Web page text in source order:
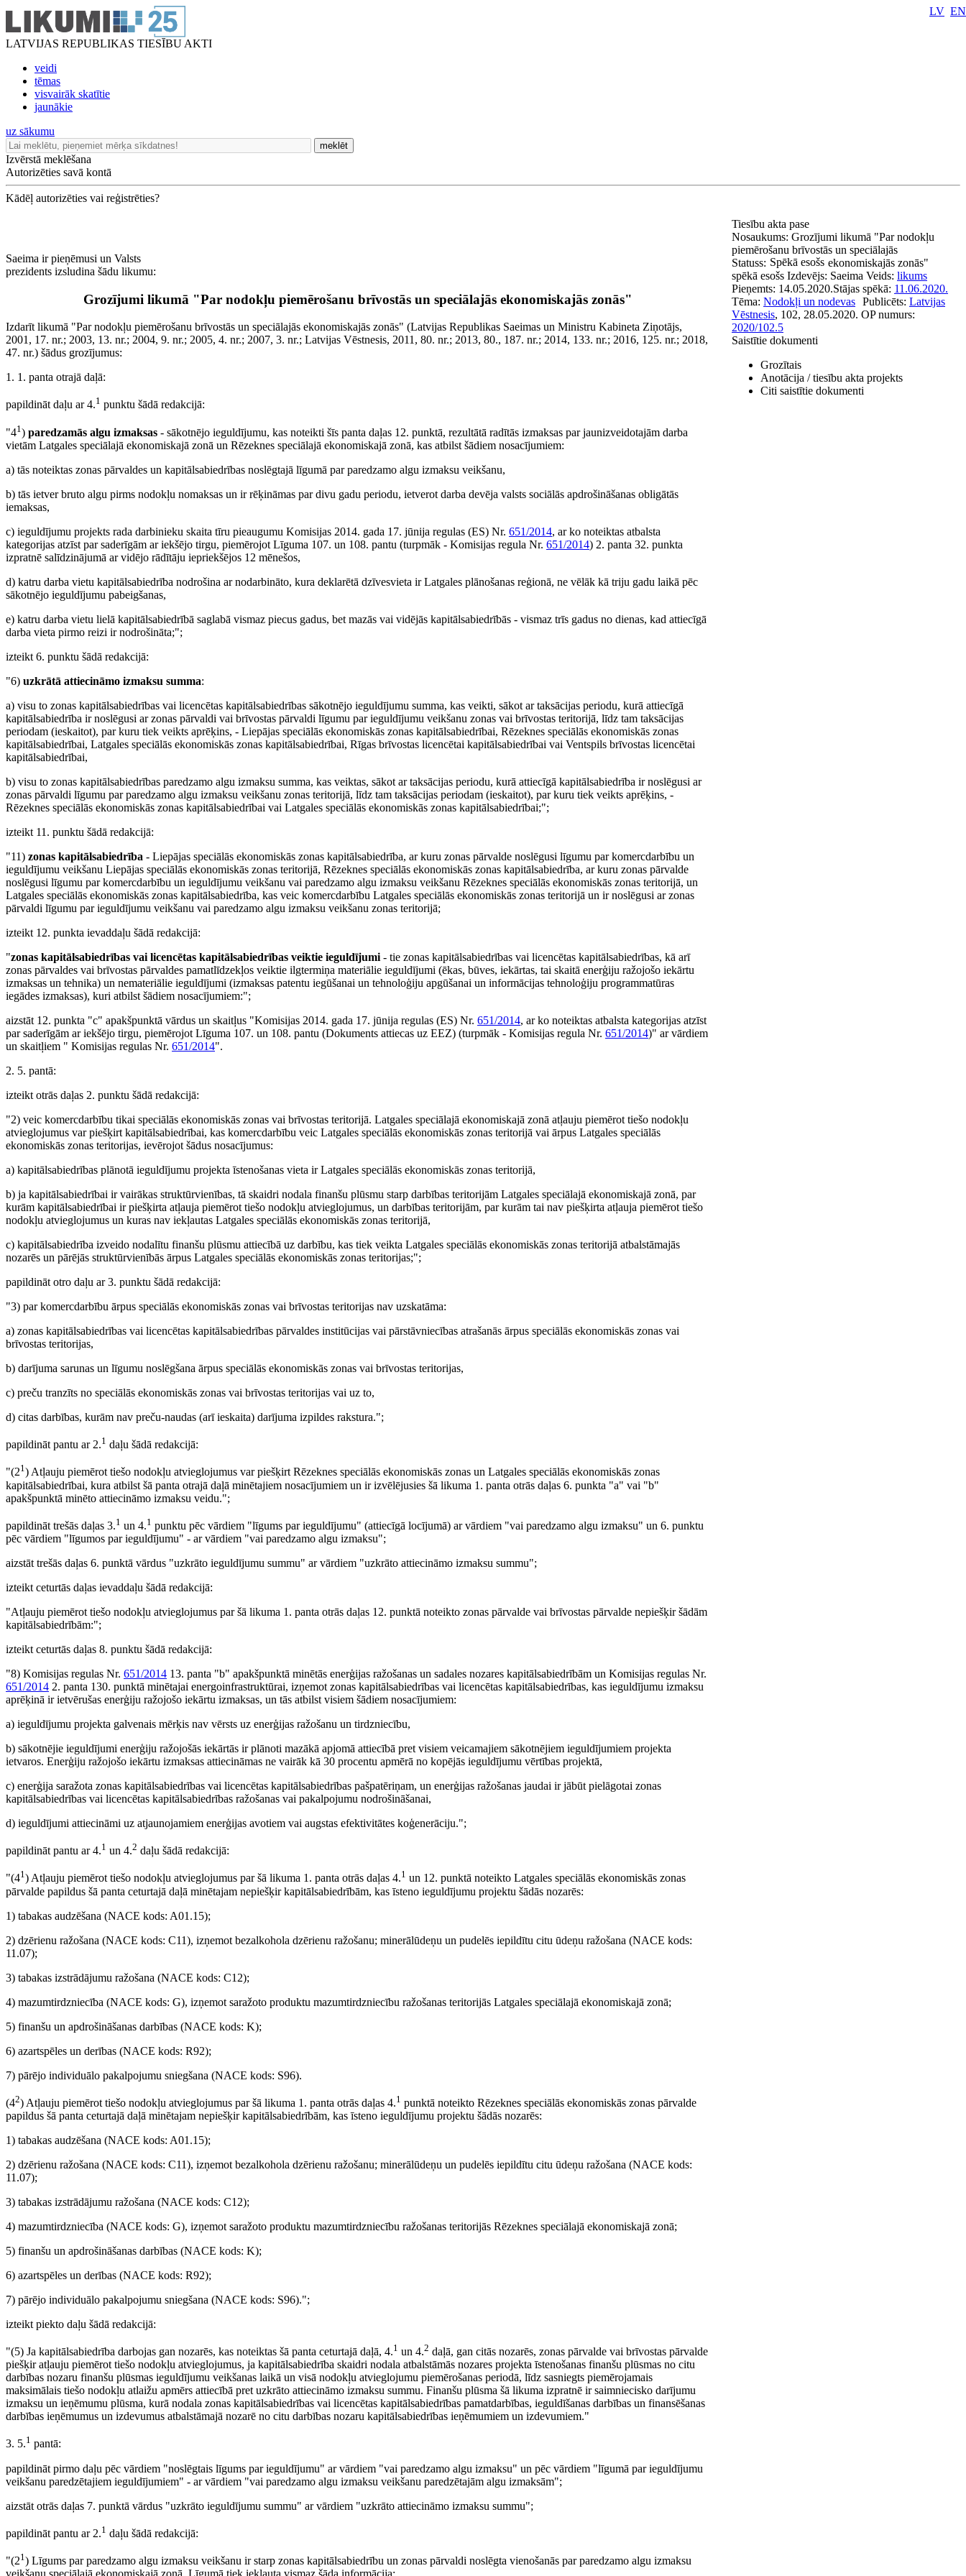
LATVIJAS REPUBLIKAS TIESĪBU AKTI
veidi
tēmas
visvairāk skatītie
jaunākie
LV EN
uz sākumu
meklēt
Izvērstā meklēšana
Autorizēties savā kontā
Kādēļ autorizēties vai reģistrēties?
Saeima ir pieņēmusi un Valsts
prezidents izsludina šādu likumu:
Grozījumi likumā "Par nodokļu piemērošanu brīvostās un speciālajās ekonomiskajās zonās"
Izdarīt likumā "Par nodokļu piemērošanu brīvostās un speciālajās ekonomiskajās zonās" (Latvijas Republikas Saeimas un Ministru Kabineta Ziņotājs,
2001, 17. nr.; 2003, 13. nr.; 2004, 9. nr.; 2005, 4. nr.; 2007, 3. nr.; Latvijas Vēstnesis, 2011, 80. nr.; 2013, 80., 187. nr.; 2014, 133. nr.; 2016, 125. nr.; 2018,
47. nr.) šādus grozījumus:
1. 1. panta otrajā daļā:
papildināt daļu ar 4.1 punktu šādā redakcijā:
"41 ) paredzamās algu izmaksas - sākotnējo ieguldījumu, kas noteikti šīs panta daļas 12. punktā, rezultātā radītās izmaksas par jaunizveidotajām darba
vietām Latgales speciālajā ekonomiskajā zonā un Rēzeknes speciālajā ekonomiskajā zonā, kas atbilst šādiem nosacījumiem:
a) tās noteiktas zonas pārvaldes un kapitālsabiedrības noslēgtajā līgumā par paredzamo algu izmaksu veikšanu,
b) tās ietver bruto algu pirms nodokļu nomaksas un ir rēķināmas par divu gadu periodu, ietverot darba devēja valsts sociālās apdrošināšanas obligātās
iemaksas,
c) ieguldījumu projekts rada darbinieku skaita tīru pieaugumu Komisijas 2014. gada 17. jūnija regulas (ES) Nr. 651/2014, ar ko noteiktas atbalsta
kategorijas atzīst par saderīgām ar iekšējo tirgu, piemērojot Līguma 107. un 108. pantu (turpmāk - Komisijas regula Nr. 651/2014) 2. panta 32. punkta
izpratnē salīdzinājumā ar vidējo rādītāju iepriekšējos 12 mēnešos,
d) katru darba vietu kapitālsabiedrība nodrošina ar nodarbināto, kura deklarētā dzīvesvieta ir Latgales plānošanas reģionā, ne vēlāk kā triju gadu laikā pēc
sākotnējo ieguldījumu pabeigšanas,
e) katru darba vietu lielā kapitālsabiedrībā saglabā vismaz piecus gadus, bet mazās vai vidējās kapitālsabiedrībās - vismaz trīs gadus no dienas, kad attiecīgā
darba vieta pirmo reizi ir nodrošināta;";
izteikt 6. punktu šādā redakcijā:
"6) uzkrātā attiecināmo izmaksu summa:
a) visu to zonas kapitālsabiedrības vai licencētas kapitālsabiedrības sākotnējo ieguldījumu summa, kas veikti, sākot ar taksācijas periodu, kurā attiecīgā
kapitālsabiedrība ir noslēgusi ar zonas pārvaldi vai brīvostas pārvaldi līgumu par ieguldījumu veikšanu zonas vai brīvostas teritorijā, līdz tam taksācijas
periodam (ieskaitot), par kuru tiek veikts aprēķins, - Liepājas speciālās ekonomiskās zonas kapitālsabiedrībai, Rēzeknes speciālās ekonomiskās zonas
kapitālsabiedrībai, Latgales speciālās ekonomiskās zonas kapitālsabiedrībai, Rīgas brīvostas licencētai kapitālsabiedrībai vai Ventspils brīvostas licencētai
kapitālsabiedrībai,
b) visu to zonas kapitālsabiedrības paredzamo algu izmaksu summa, kas veiktas, sākot ar taksācijas periodu, kurā attiecīgā kapitālsabiedrība ir noslēgusi ar
zonas pārvaldi līgumu par paredzamo algu izmaksu veikšanu zonas teritorijā, līdz tam taksācijas periodam (ieskaitot), par kuru tiek veikts aprēķins, -
Rēzeknes speciālās ekonomiskās zonas kapitālsabiedrībai vai Latgales speciālās ekonomiskās zonas kapitālsabiedrībai;";
izteikt 11. punktu šādā redakcijā:
"11) zonas kapitālsabiedrība - Liepājas speciālās ekonomiskās zonas kapitālsabiedrība, ar kuru zonas pārvalde noslēgusi līgumu par komercdarbību un
ieguldījumu veikšanu Liepājas speciālās ekonomiskās zonas teritorijā, Rēzeknes speciālās ekonomiskās zonas kapitālsabiedrība, ar kuru zonas pārvalde
noslēgusi līgumu par komercdarbību un ieguldījumu veikšanu vai paredzamo algu izmaksu veikšanu Rēzeknes speciālās ekonomiskās zonas teritorijā, un
Latgales speciālās ekonomiskās zonas kapitālsabiedrība, kas veic komercdarbību Latgales speciālās ekonomiskās zonas teritorijā un ir noslēgusi ar zonas
pārvaldi līgumu par ieguldījumu veikšanu vai paredzamo algu izmaksu veikšanu zonas teritorijā;
izteikt 12. punkta ievaddaļu šādā redakcijā:
"zonas kapitālsabiedrības vai licencētas kapitālsabiedrības veiktie ieguldījumi - tie zonas kapitālsabiedrības vai licencētas kapitālsabiedrības, kā arī
zonas pārvaldes vai brīvostas pārvaldes pamatlīdzekļos veiktie ilgtermiņa materiālie ieguldījumi (ēkas, būves, iekārtas, tai skaitā enerģiju ražojošo iekārtu
izmaksas un tehnika) un nemateriālie ieguldījumi (izmaksas patentu iegūšanai un tehnoloģiju apgūšanai un informācijas tehnoloģiju programmatūras
iegādes izmaksas), kuri atbilst šādiem nosacījumiem:";
aizstāt 12. punkta "c" apakšpunktā vārdus un skaitļus "Komisijas 2014. gada 17. jūnija regulas (ES) Nr. 651/2014, ar ko noteiktas atbalsta kategorijas atzīst
par saderīgām ar iekšējo tirgu, piemērojot Līguma 107. un 108. pantu (Dokuments attiecas uz EEZ) (turpmāk - Komisijas regula Nr. 651/2014)" ar vārdiem
un skaitļiem " Komisijas regulas Nr. 651/2014".
2. 5. pantā:
izteikt otrās daļas 2. punktu šādā redakcijā:
"2) veic komercdarbību tikai speciālās ekonomiskās zonas vai brīvostas teritorijā. Latgales speciālajā ekonomiskajā zonā atļauju piemērot tiešo nodokļu
atvieglojumus var piešķirt kapitālsabiedrībai, kas komercdarbību veic Latgales speciālās ekonomiskās zonas teritorijā vai ārpus Latgales speciālās
ekonomiskās zonas teritorijas, ievērojot šādus nosacījumus:
a) kapitālsabiedrības plānotā ieguldījumu projekta īstenošanas vieta ir Latgales speciālās ekonomiskās zonas teritorijā,
b) ja kapitālsabiedrībai ir vairākas struktūrvienības, tā skaidri nodala finanšu plūsmu starp darbības teritorijām Latgales speciālajā ekonomiskajā zonā, par
kurām kapitālsabiedrībai ir piešķirta atļauja piemērot tiešo nodokļu atvieglojumus, un darbības teritorijām, par kurām tai nav piešķirta atļauja piemērot tiešo
nodokļu atvieglojumus un kuras nav iekļautas Latgales speciālās ekonomiskās zonas teritorijā,
c) kapitālsabiedrība izveido nodalītu finanšu plūsmu attiecībā uz darbību, kas tiek veikta Latgales speciālās ekonomiskās zonas teritorijā atbalstāmajās
nozarēs un pārējās struktūrvienībās ārpus Latgales speciālās ekonomiskās zonas teritorijas;";
papildināt otro daļu ar 3. punktu šādā redakcijā:
"3) par komercdarbību ārpus speciālās ekonomiskās zonas vai brīvostas teritorijas nav uzskatāma:
a) zonas kapitālsabiedrības vai licencētas kapitālsabiedrības pārvaldes institūcijas vai pārstāvniecības atrašanās ārpus speciālās ekonomiskās zonas vai
brīvostas teritorijas,
b) darījuma sarunas un līgumu noslēgšana ārpus speciālās ekonomiskās zonas vai brīvostas teritorijas,
c) preču tranzīts no speciālās ekonomiskās zonas vai brīvostas teritorijas vai uz to,
d) citas darbības, kurām nav preču-naudas (arī ieskaita) darījuma izpildes rakstura.";
papildināt pantu ar 2.1 daļu šādā redakcijā:
"(21) Atļauju piemērot tiešo nodokļu atvieglojumus var piešķirt Rēzeknes speciālās ekonomiskās zonas un Latgales speciālās ekonomiskās zonas
kapitālsabiedrībai, kura atbilst šā panta otrajā daļā minētajiem nosacījumiem un ir izvēlējusies šā likuma 1. panta otrās daļas 6. punkta "a" vai "b"
apakšpunktā minēto attiecināmo izmaksu veidu.";
papildināt trešās daļas 3.1 un 4.1 punktu pēc vārdiem "līgums par ieguldījumu" (attiecīgā locījumā) ar vārdiem "vai paredzamo algu izmaksu" un 6. punktu
pēc vārdiem "līgumos par ieguldījumu" - ar vārdiem "vai paredzamo algu izmaksu";
aizstāt trešās daļas 6. punktā vārdus "uzkrāto ieguldījumu summu" ar vārdiem "uzkrāto attiecināmo izmaksu summu";
izteikt ceturtās daļas ievaddaļu šādā redakcijā:
"Atļauju piemērot tiešo nodokļu atvieglojumus par šā likuma 1. panta otrās daļas 12. punktā noteikto zonas pārvalde vai brīvostas pārvalde nepiešķir šādām
kapitālsabiedrībām:";
izteikt ceturtās daļas 8. punktu šādā redakcijā:
"8) Komisijas regulas Nr. 651/2014 13. panta "b" apakšpunktā minētās enerģijas ražošanas un sadales nozares kapitālsabiedrībām un Komisijas regulas Nr.
651/2014 2. panta 130. punktā minētajai energoinfrastruktūrai, izņemot zonas kapitālsabiedrības vai licencētas kapitālsabiedrības, kas ieguldījumu izmaksu
aprēķinā ir ietvērušas enerģiju ražojošo iekārtu izmaksas, un tās atbilst visiem šādiem nosacījumiem:
a) ieguldījumu projekta galvenais mērķis nav vērsts uz enerģijas ražošanu un tirdzniecību,
b) sākotnējie ieguldījumi enerģiju ražojošās iekārtās ir plānoti mazākā apjomā attiecībā pret visiem veicamajiem sākotnējiem ieguldījumiem projekta
ietvaros. Enerģiju ražojošo iekārtu izmaksas attiecināmas ne vairāk kā 30 procentu apmērā no kopējās ieguldījumu vērtības projektā,
c) enerģija saražota zonas kapitālsabiedrības vai licencētas kapitālsabiedrības pašpatēriņam, un enerģijas ražošanas jaudai ir jābūt pielāgotai zonas
kapitālsabiedrības vai licencētas kapitālsabiedrības ražošanas vai pakalpojumu nodrošināšanai,
d) ieguldījumi attiecināmi uz atjaunojamiem enerģijas avotiem vai augstas efektivitātes koģenerāciju.";
papildināt pantu ar 4.1 un 4.2 daļu šādā redakcijā:
"(41) Atļauju piemērot tiešo nodokļu atvieglojumus par šā likuma 1. panta otrās daļas 4.1 un 12. punktā noteikto Latgales speciālās ekonomiskās zonas
pārvalde papildus šā panta ceturtajā daļā minētajam nepiešķir kapitālsabiedrībām, kas īsteno ieguldījumu projektu šādās nozarēs:
1) tabakas audzēšana (NACE kods: A01.15);
2) dzērienu ražošana (NACE kods: C11), izņemot bezalkohola dzērienu ražošanu; minerālūdeņu un pudelēs iepildītu citu ūdeņu ražošana (NACE kods:
11.07);
3) tabakas izstrādājumu ražošana (NACE kods: C12);
4) mazumtirdzniecība (NACE kods: G), izņemot saražoto produktu mazumtirdzniecību ražošanas teritorijās Latgales speciālajā ekonomiskajā zonā;
5) finanšu un apdrošināšanas darbības (NACE kods: K);
6) azartspēles un derības (NACE kods: R92);
7) pārējo individuālo pakalpojumu sniegšana (NACE kods: S96).
(42) Atļauju piemērot tiešo nodokļu atvieglojumus par šā likuma 1. panta otrās daļas 4.1 punktā noteikto Rēzeknes speciālās ekonomiskās zonas pārvalde
papildus šā panta ceturtajā daļā minētajam nepiešķir kapitālsabiedrībām, kas īsteno ieguldījumu projektu šādās nozarēs:
1) tabakas audzēšana (NACE kods: A01.15);
2) dzērienu ražošana (NACE kods: C11), izņemot bezalkohola dzērienu ražošanu; minerālūdeņu un pudelēs iepildītu citu ūdeņu ražošana (NACE kods:
11.07);
3) tabakas izstrādājumu ražošana (NACE kods: C12);
4) mazumtirdzniecība (NACE kods: G), izņemot saražoto produktu mazumtirdzniecību ražošanas teritorijās Rēzeknes speciālajā ekonomiskajā zonā;
5) finanšu un apdrošināšanas darbības (NACE kods: K);
6) azartspēles un derības (NACE kods: R92);
7) pārējo individuālo pakalpojumu sniegšana (NACE kods: S96).";
izteikt piekto daļu šādā redakcijā:
"(5) Ja kapitālsabiedrība darbojas gan nozarēs, kas noteiktas šā panta ceturtajā daļā, 4.1 un 4.2 daļā, gan citās nozarēs, zonas pārvalde vai brīvostas pārvalde
piešķir atļauju piemērot tiešo nodokļu atvieglojumus, ja kapitālsabiedrība skaidri nodala atbalstāmās nozares projekta īstenošanas finanšu plūsmas no citu
darbības nozaru finanšu plūsmas ieguldījumu veikšanas laikā un visā nodokļu atvieglojumu piemērošanas periodā, līdz sasniegts piemērojamais
maksimālais tiešo nodokļu atlaižu apmērs attiecībā pret uzkrāto attiecināmo izmaksu summu. Finanšu plūsma šā likuma izpratnē ir saimniecisko darījumu
izmaksu un ieņēmumu plūsma, kurā nodala zonas kapitālsabiedrības vai licencētas kapitālsabiedrības pamatdarbības, ieguldīšanas darbības un finansēšanas
darbības ieņēmumus un izdevumus atbalstāmajā nozarē no citu darbības nozaru kapitālsabiedrības ieņēmumiem un izdevumiem."
3. 5.1 pantā:
papildināt pirmo daļu pēc vārdiem "noslēgtais līgums par ieguldījumu" ar vārdiem "vai paredzamo algu izmaksu" un pēc vārdiem "līgumā par ieguldījumu
veikšanu paredzētajiem ieguldījumiem" - ar vārdiem "vai paredzamo algu izmaksu veikšanu paredzētajām algu izmaksām";
aizstāt otrās daļas 7. punktā vārdus "uzkrāto ieguldījumu summu" ar vārdiem "uzkrāto attiecināmo izmaksu summu";
papildināt pantu ar 2.1 daļu šādā redakcijā:
"(21) Līgums par paredzamo algu izmaksu veikšanu ir starp zonas kapitālsabiedrību un zonas pārvaldi noslēgta vienošanās par paredzamo algu izmaksu
Tiesību akta pase
Nosaukums: Grozījumi likumā "Par nodokļu
piemērošanu brīvostās un speciālajās
ekonomiskajās zonās"
Statuss: Spēkā esošs
spēkā esošs Izdevējs: Saeima Veids: likums
Pieņemts: 14.05.2020.Stājas spēkā: 11.06.2020.
Tēma: Nodokļi un nodevas Publicēts: Latvijas
Vēstnesis, 102, 28.05.2020. OP numurs:
2020/102.5
Saistītie dokumenti
Grozītais
Anotācija / tiesību akta projekts
Citi saistītie dokumenti